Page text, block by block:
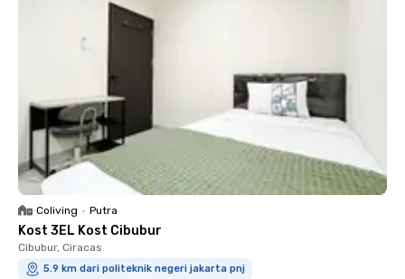
Coliving • Putra
Kost 3EL Kost Cibubur
Cibubur, Ciracas
5.9 km dari politeknik negeri jakarta pnj